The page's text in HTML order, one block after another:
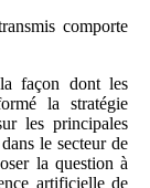
comporte
façon dont les
la stratégie
les principales
le secteur de
la question à
artificielle de